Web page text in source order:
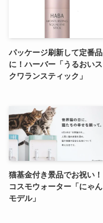
パッケージ刷新して定番品
に！ハーバー「うるおいス
クワランスティック」
猫基金付き景品でお祝い！
コスモウォーター「にゃん
モデル」